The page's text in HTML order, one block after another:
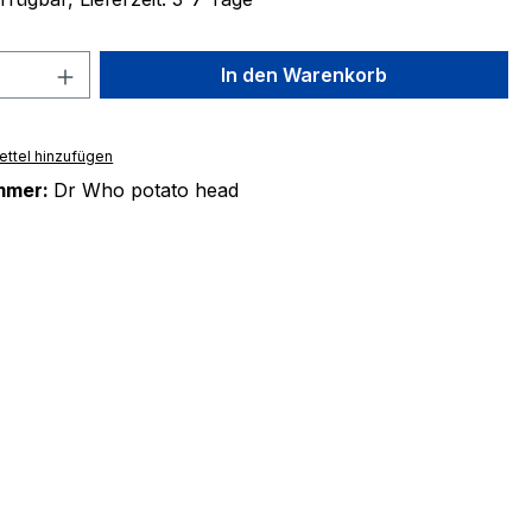
Anzahl: Gib den gewünschten Wert
In den Warenkorb
hinzufügen
Dr Who potato head